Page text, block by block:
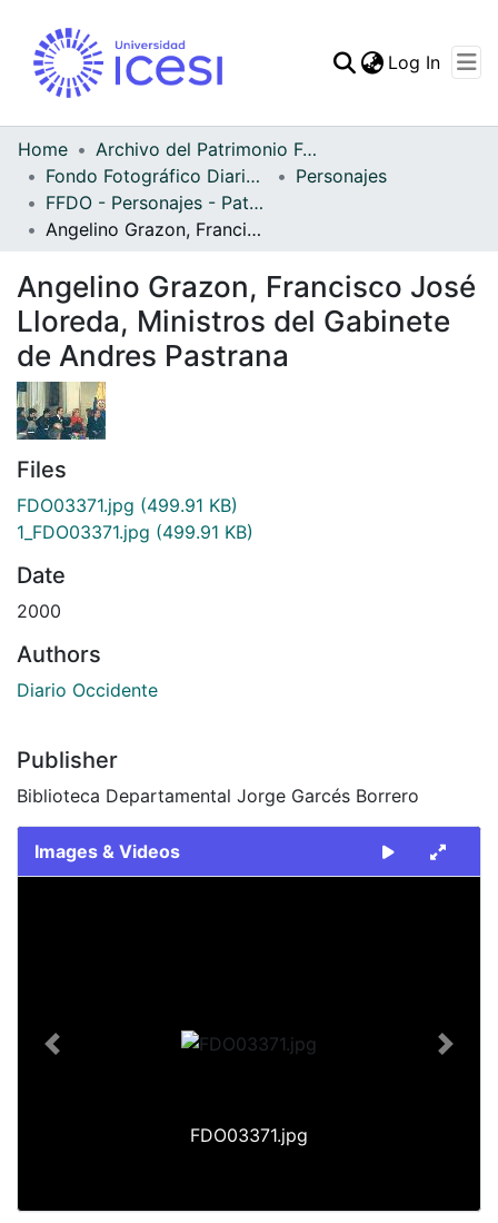
Statistics
Log In
Home
Archivo del Patrimonio Fotográfico y Fílmico del Valle del Cauca
Fondo Fotográfico Diario Occidente
Personajes
FFDO - Personajes - Patrimonial
Angelino Grazon, Francisco José Lloreda, Ministros del Gabinete de Andres Pastrana
Angelino Grazon, Francisco José
Lloreda, Ministros del Gabinete
de Andres Pastrana
Files
FDO03371.jpg (499.91 KB)
1_FDO03371.jpg (499.91 KB)
Date
2000
Authors
Diario Occidente
Publisher
Biblioteca Departamental Jorge Garcés Borrero
Images & Videos
FDO03371.jpg
Previous Next